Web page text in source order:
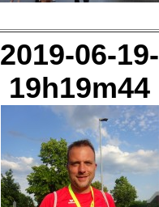
2019-06-19-
19h19m44